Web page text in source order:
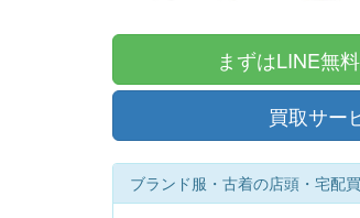
まずはLINE無
買取サー
ブランド服・古着の店頭・宅配